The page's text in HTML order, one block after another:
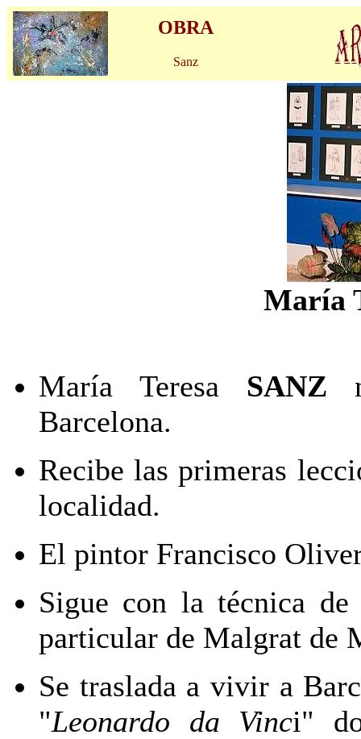
OBRA
Sanz
María
María Teresa SANZ
Barcelona.
Recibe las primeras
localidad.
El pintor Francisco
Sigue con la técnica
particular de Malgrat de
Se traslada a vivir a
"Leonardo da Vinci"